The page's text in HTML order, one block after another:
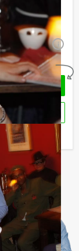
i
vrijblijvend